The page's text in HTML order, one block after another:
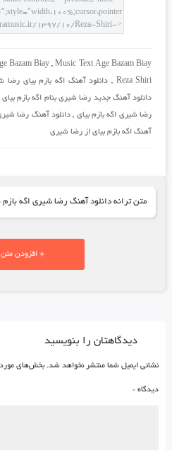
Bazam Biay ,Music Text Age Bazam Biay
Reza Shiri
, دانلود آهنگ اگه بازم بیای رضا
دانلود آهنگ جدید رضا شیری بنام اگه بازم بیای
رضا شیری اگه بازم بیای ,دانلود آهنگ رضا
آهنگ اگه بازم بیای از رضا شیری
متن ترانه دانلود آهنگ رضا شیری اگه بازم
+ افزودن متن
دیدگاهتان را بنویسید
نشانی ایمیل شما منتشر نخواهد شد. بخش‌های
دیدگاه *